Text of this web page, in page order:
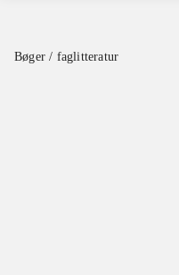
Bøger / faglitteratur